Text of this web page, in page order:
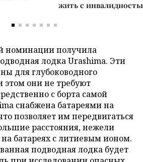
жить с
номинации получила
лодка Urashima. Эти
для глубоководного
этом они не требуют
с борта самой
снабжена батареями на
позволяет им передвигаться
расстояния, нежели
батареях с литиевым ионом.
подводная лодка будет